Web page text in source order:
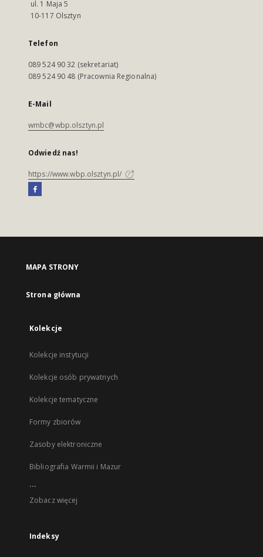
ul. 1 Maja 5
10-117 Olsztyn
Telefon
089 524 90 32 (sekretariat)
089 524 90 48 (Pracownia Regionalna)
E-Mail
wmbc@wbp.olsztyn.pl
Odwiedź nas!
https://www.wbp.olsztyn.pl/
MAPA STRONY
Strona główna
Kolekcje
Kolekcje instytucji
Kolekcje osób prywatnych
Kolekcje tematyczne
Formy zbiorów
Zasoby elektroniczne
Bibliografia Warmii i Mazur
...
Zobacz więcej
Indeksy